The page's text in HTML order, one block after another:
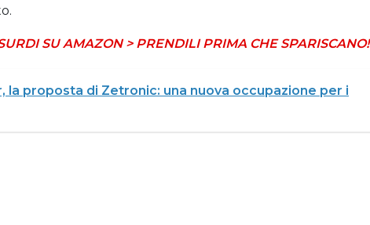
SU AMAZON > PRENDILI PRIMA CHE SPARISCANO!
la proposta di Zetronic: una nuova occupazione per i